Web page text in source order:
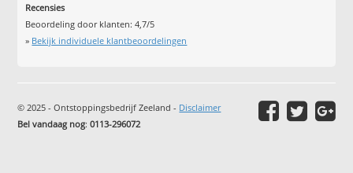
Recensies
Beoordeling door klanten:4,7/5
» Bekijk individuele klantbeoordelingen
© 2025 - Ontstoppingsbedrijf Zeeland - Disclaimer
Bel vandaag nog:0113-296072